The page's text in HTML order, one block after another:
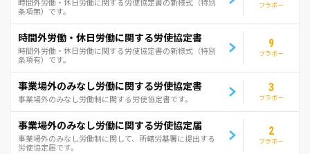
時間外労働・休日労働に関する労使協定書の新様式（特別
条項無）です。
ブラボー
時間外労働・休日労働に関する労使協定書
時間外労働・休日労働に関する労使協定書の新様式（特別
条項有）です。
9
ブラボー
事業場外のみなし労働に関する労使協定書
事業場外のみなし労働制に関する労使協定書です。
3
ブラボー
事業場外のみなし労働に関する労使協定届
事業場外のみなし労働制に関して、所轄労基署に提出する
労使協定届です。
2
ブラボー